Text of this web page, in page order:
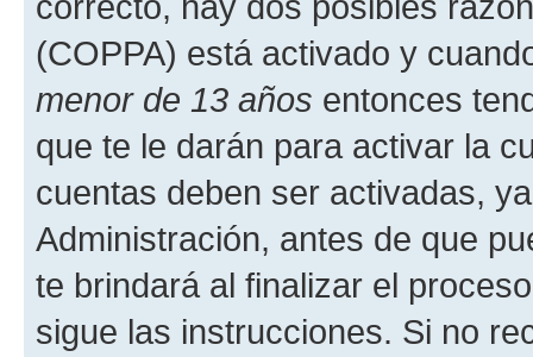
(COPPA) está activado y
menor de 13 años entonces
que te le darán para activar la
cuentas deben ser activadas,
Administración, antes de que
te brindará al finalizar el
sigue las instrucciones. Si no